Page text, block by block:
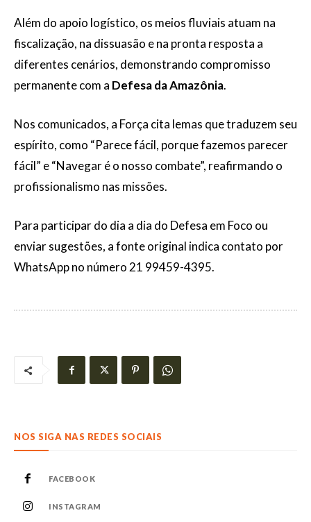
Além do apoio logístico, os meios fluviais atuam na
fiscalização, na dissuasão e na pronta resposta a
diferentes cenários, demonstrando compromisso
permanente com a Defesa da Amazônia.
Nos comunicados, a Força cita lemas que traduzem seu
espírito, como “Parece fácil, porque fazemos parecer
fácil” e “Navegar é o nosso combate”, reafirmando o
profissionalismo nas missões.
Para participar do dia a dia do Defesa em Foco ou
enviar sugestões, a fonte original indica contato por
WhatsApp no número 21 99459-4395.
NOS SIGA NAS REDES SOCIAIS
FACEBOOK
INSTAGRAM